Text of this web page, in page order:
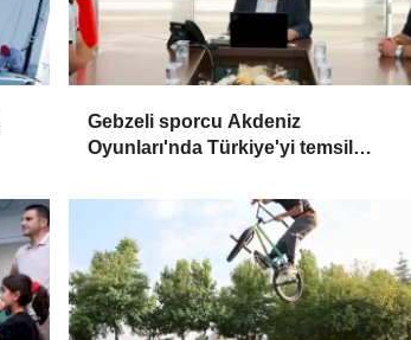
Gebzeli sporcu Akdeniz
Oyunları'nda Türkiye'yi temsil